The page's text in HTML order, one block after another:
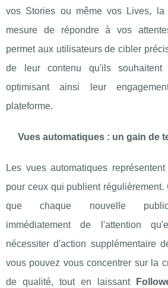
vos Stories ou même vos Lives, la
mesure de répondre à vos
permet aux utilisateurs de cibler
de leur contenu qu'ils souhaitent
optimisant ainsi leur
plateforme.
Vues automatiques : un gain de
Les vues automatiques
pour ceux qui publient régulièrement.
que chaque nouvelle
immédiatement de l'attention
nécessiter d'action supplémentaire
vous pouvez vous concentrer sur la
de qualité, tout en laissant